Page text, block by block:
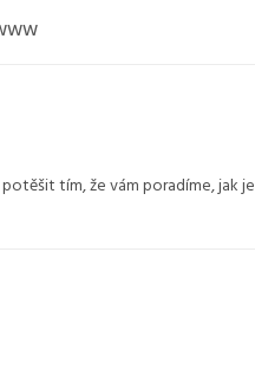
tím, že vám poradíme, jak